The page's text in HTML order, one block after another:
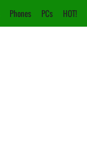
Phones PCs HOT!